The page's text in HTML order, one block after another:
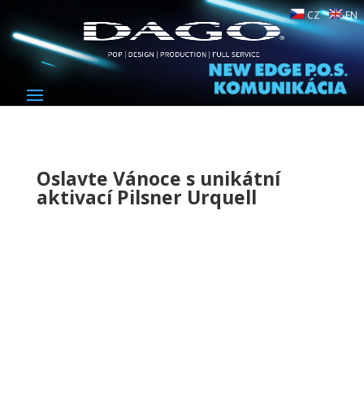
Oslavte Vánoce s unikátní
aktivací Pilsner Urquell
CZ EN